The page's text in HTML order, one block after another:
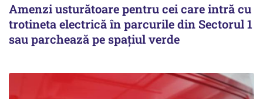
Amenzi usturătoare pentru cei care intră cu
trotineta electrică în parcurile din Sectorul 1
sau parchează pe spațiul verde